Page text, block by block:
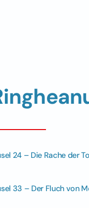
24 – Die Rache der
33 – Der Fluch von